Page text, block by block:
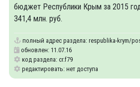
бюджет Республики Крым за 2015
341,4 млн. руб.
полный адрес раздела: respublika-krym/
обновлен: 11.07.16
код раздела: cr.f79
редактировать: нет доступа